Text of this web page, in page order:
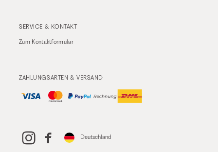
SERVICE & KONTAKT
Zum Kontaktformular
ZAHLUNGSARTEN & VERSAND
Deutschland